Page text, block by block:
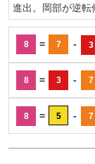
進出。岡部が逆転
8 = 7 - 3
8 = 3 - 7
8 = 5 - 7